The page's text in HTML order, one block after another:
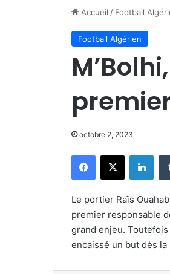
Accueil / Football
Football Algérien
octobre 2, 2023
Facebook
X
Le portier Raïs
premier responsable
grand enjeu. Toutefois
encaissé un but dès